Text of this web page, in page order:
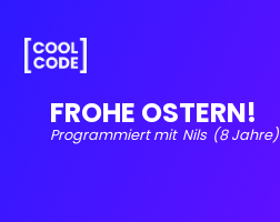
FROHE OSTERN!
Programmiert mit Nils (8 Jahre)